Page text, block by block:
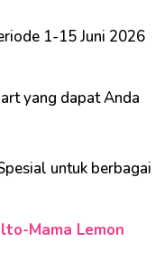
1-15 Juni 2026
yang dapat Anda
untuk berbagai
Mama Lemon